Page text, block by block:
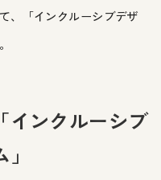
、「インクルーシブデザ
インクルーシブ